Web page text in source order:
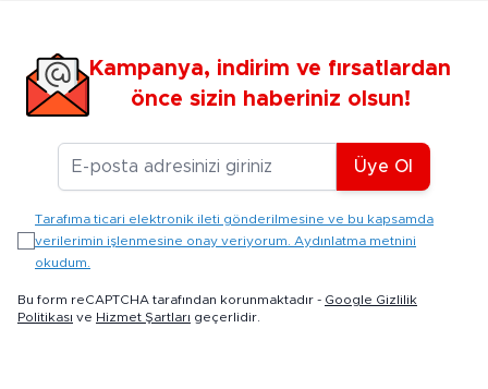
Kampanya, indirim ve fırsatlardan
önce sizin haberiniz olsun!
E-posta Adresiniz
Üye Ol
Tarafıma ticari elektronik ileti gönderilmesine ve bu kapsamda
verilerimin işlenmesine onay veriyorum. Aydınlatma metnini
okudum.
Bu form reCAPTCHA tarafından korunmaktadır - Google Gizlilik
Politikası ve Hizmet Şartları geçerlidir.